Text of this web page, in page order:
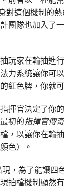
對這個機制的
團隊也加入了
玩家在輪抽進
力系統讓你可
紅色牌，你就
揮官決定了你
初的指揮官傳奇
，以讓你在輪
色）。
，為了能讓四
拍檔機制顯然